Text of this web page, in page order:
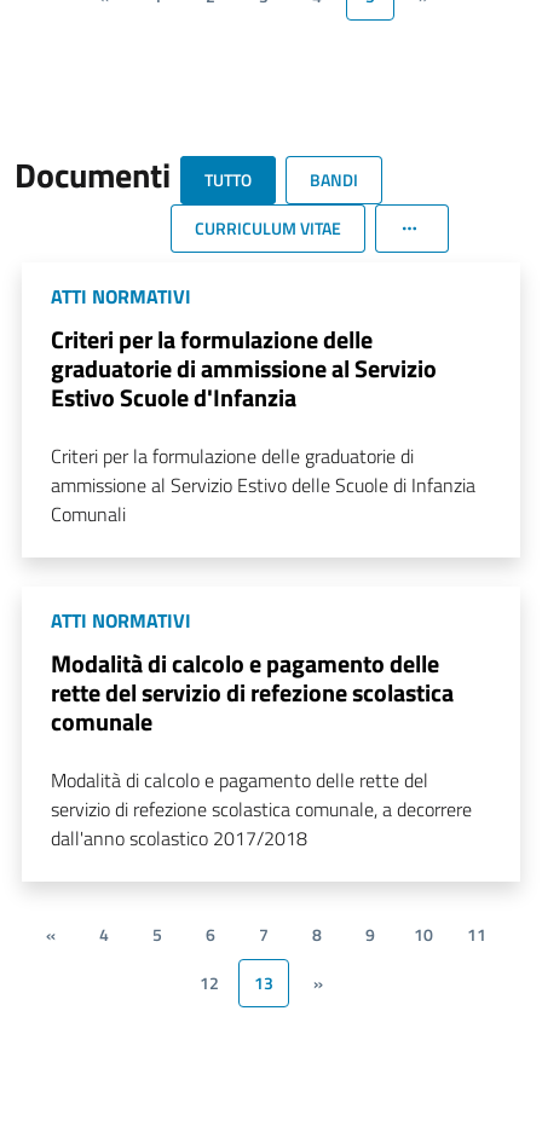
Documenti TUTTO
BANDI
CURRICULUM VITAE
ATTI NORMATIVI
Criteri per la formulazione delle
graduatorie di ammissione al Servizio
Estivo Scuole d'Infanzia
Criteri per la formulazione delle graduatorie di
ammissione al Servizio Estivo delle Scuole di Infanzia
Comunali
ATTI NORMATIVI
Modalità di calcolo e pagamento delle
rette del servizio di refezione scolastica
comunale
Modalità di calcolo e pagamento delle rette del
servizio di refezione scolastica comunale, a decorrere
dall'anno scolastico 2017/2018
« 4 5 6 7 8 9 10
11
12
13 »